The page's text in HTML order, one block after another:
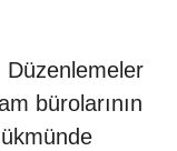
Düzenlemeler
bürolarının